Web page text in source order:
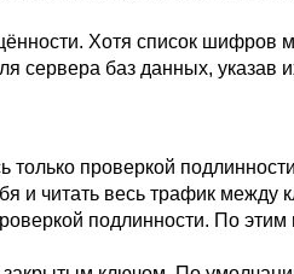
Хотя список шифров
сервера баз данных, указав
проверкой
и читать весь трафик между
подлинности. По этим